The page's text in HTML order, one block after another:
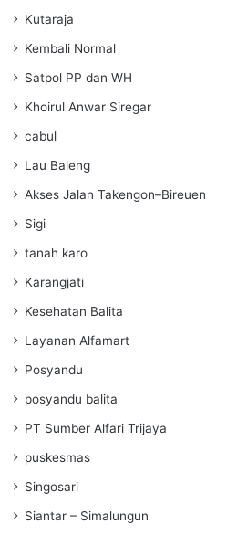
Kutaraja
Kembali Normal
Satpol PP dan WH
Khoirul Anwar Siregar
cabul
Lau Baleng
Akses Jalan Takengon–Bireuen
Sigi
tanah karo
Karangjati
Kesehatan Balita
Layanan Alfamart
Posyandu
posyandu balita
PT Sumber Alfari Trijaya
puskesmas
Singosari
Siantar – Simalungun